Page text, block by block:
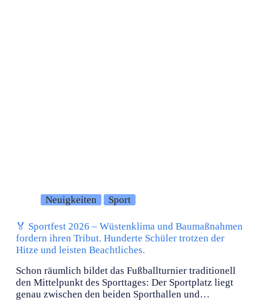
Neuigkeiten Sport
🏅 Sportfest 2026 – Wüstenklima und Baumaßnahmen
fordern ihren Tribut. Hunderte Schüler trotzen der
Hitze und leisten Beachtliches.
Schon räumlich bildet das Fußballturnier traditionell
den Mittelpunkt des Sporttages: Der Sportplatz liegt
genau zwischen den beiden Sporthallen und…